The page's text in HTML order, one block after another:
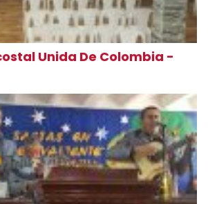
Unida De Colombia -